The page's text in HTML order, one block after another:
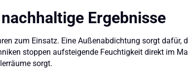
Ergebnisse
zum Einsatz. Eine Außenabdichtung sorgt dafür,
stoppen aufsteigende Feuchtigkeit direkt im
sorgt.